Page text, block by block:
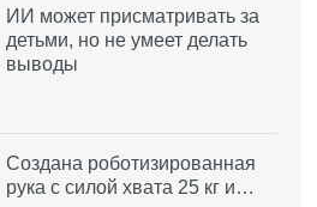
ИИ может присматривать за
детьми, но не умеет делать
выводы
Создана роботизированная
рука с силой хвата 25 кг и…